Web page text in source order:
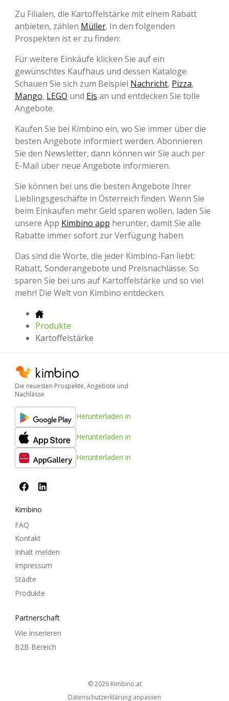
Zu Filialen, die Kartoffelstärke mit einem Rabatt
anbieten, zählen Müller. In den folgenden
Prospekten ist er zu finden:
Für weitere Einkäufe klicken Sie auf ein
gewünschtes Kaufhaus und dessen Kataloge.
Schauen Sie sich zum Beispiel Nachricht, Pizza,
Mango, LEGO und Eis an und entdecken Sie tolle
Angebote.
Kaufen Sie bei Kimbino ein, wo Sie immer über die
besten Angebote informiert werden. Abonnieren
Sie den Newsletter, dann können wir Sie auch per
E-Mail über neue Angebote informieren.
Sie können bei uns die besten Angebote Ihrer
Lieblingsgeschäfte in Österreich finden. Wenn Sie
beim Einkaufen mehr Geld sparen wollen, laden Sie
unsere App Kimbino app herunter, damit Sie alle
Rabatte immer sofort zur Verfügung haben.
Das sind die Worte, die jeder Kimbino-Fan liebt:
Rabatt, Sonderangebote und Preisnachlässe. So
sparen Sie bei uns auf Kartoffelstärke und so viel
mehr! Die Welt von Kimbino entdecken.
Produkte
Kartoffelstärke
Die neuesten Prospekte, Angebote und
Nachlässe
Herunterladen in
Herunterladen in
Herunterladen in
Kimbino
FAQ
Kontakt
Inhalt melden
Impressum
Städte
Produkte
Partnerschaft
Wie inserieren
B2B Bereich
© 2026 kimbino.at
Datenschutzerklärung anpassen